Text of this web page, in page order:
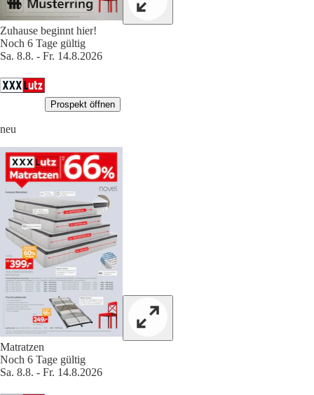
Zuhause beginnt hier!
Noch 6 Tage gültig
Sa. 8.8. - Fr. 14.8.2026
Prospekt öffnen
neu
Matratzen
Noch 6 Tage gültig
Sa. 8.8. - Fr. 14.8.2026